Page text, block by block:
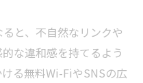
と、不自然なリンクや
な違和感を持てるよう
る無料Wi-FiやSNSの広